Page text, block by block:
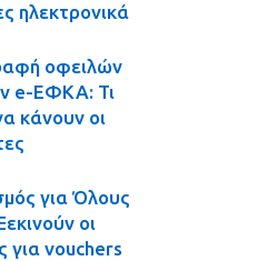
ηλεκτρονικά
οφειλών
e-ΕΦΚΑ: Τι
κάνουν οι
για Όλους
οι
για vouchers